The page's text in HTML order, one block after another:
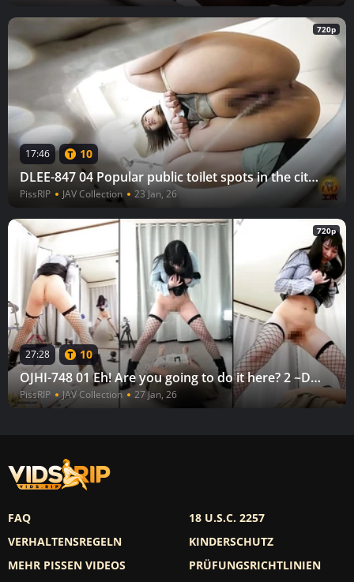
720p
17:46 10
DLEE-847 04 Popular public toilet spots in the city!! Large queues for urination 4
PissRIP JAV Collection 23 Jan, 26
720p
27:28 10
OJHI-748 01 Eh! Are you going to do it here? 2 ~Documentary Emergency Pissing, My
PissRIP JAV Collection 27 Jan, 26
FAQ
VERHALTENSREGELN
MEHR PISSEN VIDEOS
18 U.S.C. 2257
KINDERSCHUTZ
PRÜFUNGSRICHTLINIEN